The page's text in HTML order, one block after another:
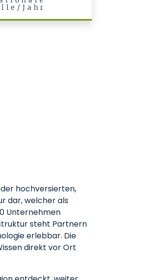
Jahr
hochversierten,
dar, welcher als
Unternehmen
steht Partnern
erlebbar. Die
direkt vor Ort